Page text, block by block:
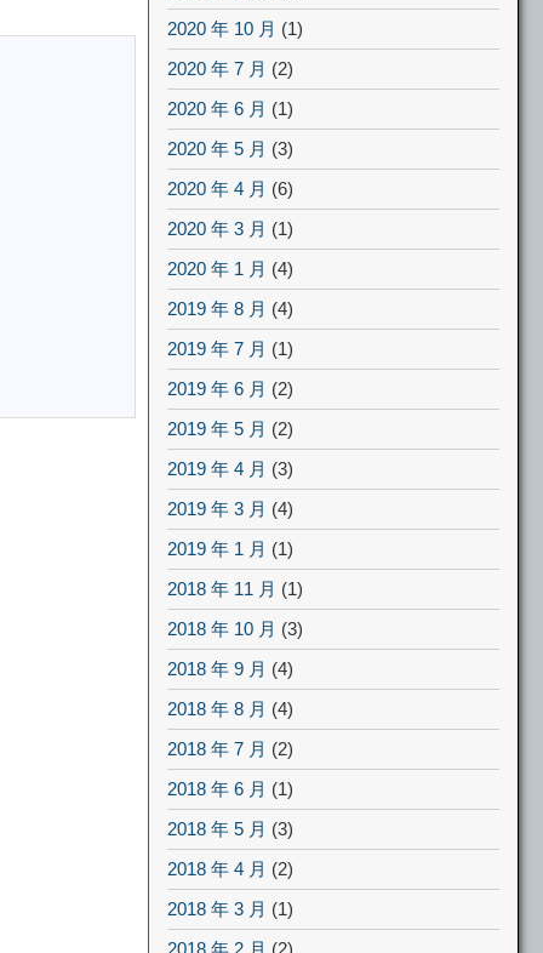
2020 年 10 月 (1)
2020 年 7 月 (2)
2020 年 6 月 (1)
2020 年 5 月 (3)
2020 年 4 月 (6)
2020 年 3 月 (1)
2020 年 1 月 (4)
2019 年 8 月 (4)
2019 年 7 月 (1)
2019 年 6 月 (2)
2019 年 5 月 (2)
2019 年 4 月 (3)
2019 年 3 月 (4)
2019 年 1 月 (1)
2018 年 11 月 (1)
2018 年 10 月 (3)
2018 年 9 月 (4)
2018 年 8 月 (4)
2018 年 7 月 (2)
2018 年 6 月 (1)
2018 年 5 月 (3)
2018 年 4 月 (2)
2018 年 3 月 (1)
2018 年 2 月 (2)